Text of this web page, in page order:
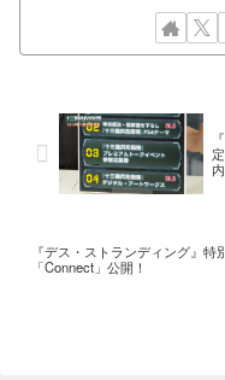
『デス・ストランディング』特
「Connect」公開！